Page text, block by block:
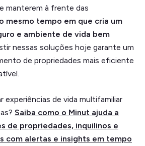
manterem à frente das
mesmo tempo em que cria um
e ambiente de vida bem
nessas soluções hoje garante um
de propriedades mais eficiente
experiências de vida multifamiliar
Saiba como o Minut ajuda a
de propriedades, inquilinos e
com alertas e insights em tempo